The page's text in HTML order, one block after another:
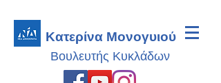
Κατερίνα Μονογυιού
Βουλευτής Κυκλάδων